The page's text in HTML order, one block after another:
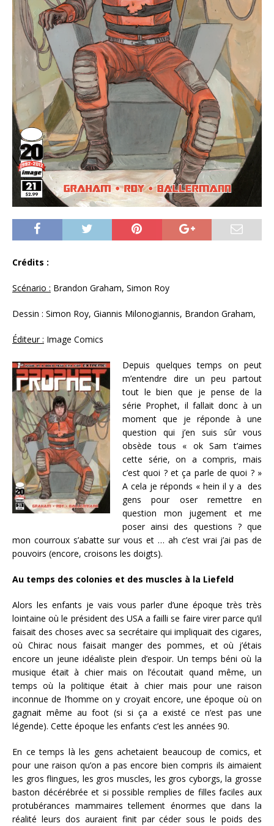
Crédits :
Scénario : Brandon Graham, Simon Roy
Dessin : Simon Roy, Giannis Milonogiannis, Brandon Graham,
Éditeur : Image Comics
Depuis quelques temps on peut
m’entendre dire un peu partout
tout le bien que je pense de la
série Prophet, il fallait donc à un
moment que je réponde à une
question qui j’en suis sûr vous
obsède tous « ok Sam t’aimes
cette série, on a compris, mais
c’est quoi ? et ça parle de quoi ? »
A cela je réponds « hein il y a des
gens pour oser remettre en
question mon jugement et me
poser ainsi des questions ? que
mon courroux s’abatte sur vous et … ah c’est vrai j’ai pas de
pouvoirs (encore, croisons les doigts).
Au temps des colonies et des muscles à la Liefeld
Alors les enfants je vais vous parler d’une époque très très
lointaine où le président des USA a failli se faire virer parce qu’il
faisait des choses avec sa secrétaire qui impliquait des cigares,
où Chirac nous faisait manger des pommes, et où j’étais
encore un jeune idéaliste plein d’espoir. Un temps béni où la
musique était à chier mais on l’écoutait quand même, un
temps où la politique était à chier mais pour une raison
inconnue de l’homme on y croyait encore, une époque où on
gagnait même au foot (si si ça a existé ce n’est pas une
légende). Cette époque les enfants c’est les années 90.
En ce temps là les gens achetaient beaucoup de comics, et
pour une raison qu’on a pas encore bien compris ils aimaient
les gros flingues, les gros muscles, les gros cyborgs, la grosse
baston décérébrée et si possible remplies de filles faciles aux
protubérances mammaires tellement énormes que dans la
réalité leurs dos auraient finit par céder sous le poids des